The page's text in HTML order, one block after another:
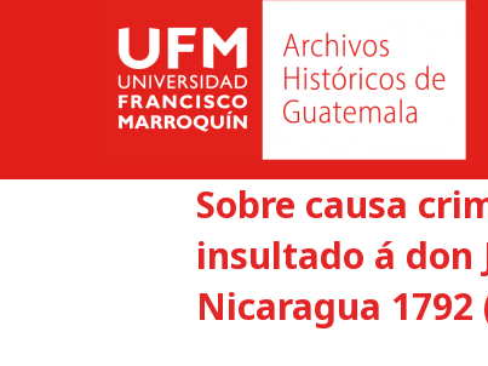
Sobre causa
insultado á don
Nicaragua 1792